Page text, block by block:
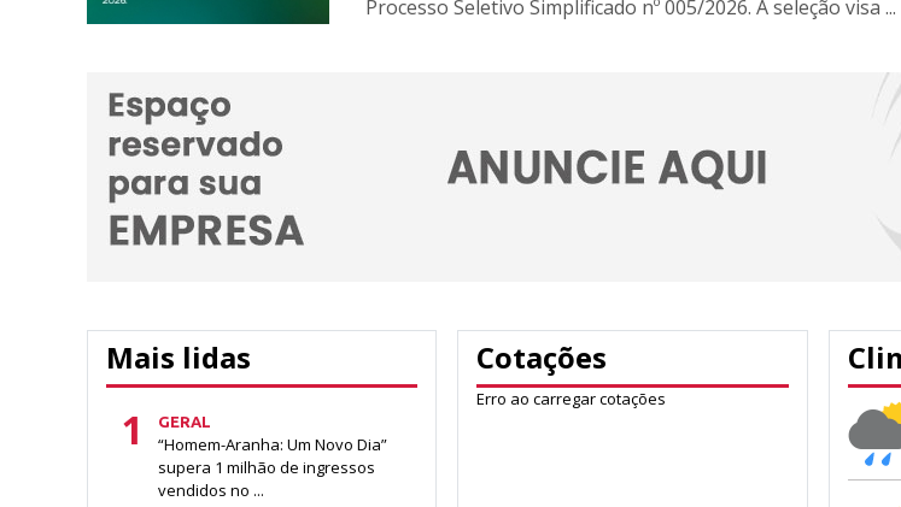
Processo Seletivo Simplificado nº 005/2026. A seleção visa ...
Mais lidas
1 GERAL
“Homem-Aranha: Um Novo Dia”
supera 1 milhão de ingressos
vendidos no ...
Cotações
Erro ao carregar cotações